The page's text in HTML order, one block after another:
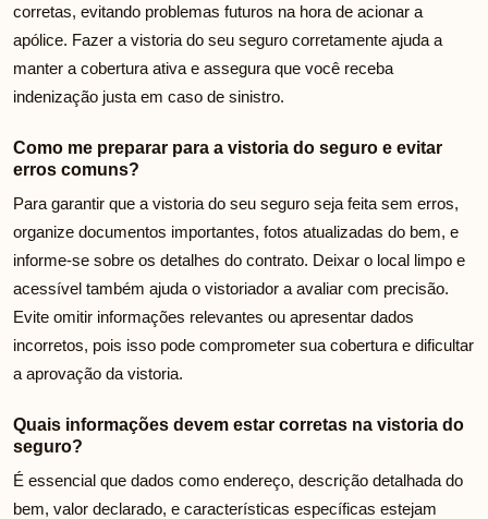
corretas, evitando problemas futuros na hora de acionar a
apólice. Fazer a vistoria do seu seguro corretamente ajuda a
manter a cobertura ativa e assegura que você receba
indenização justa em caso de sinistro.
Como me preparar para a vistoria do seguro e evitar
erros comuns?
Para garantir que a vistoria do seu seguro seja feita sem erros,
organize documentos importantes, fotos atualizadas do bem, e
informe-se sobre os detalhes do contrato. Deixar o local limpo e
acessível também ajuda o vistoriador a avaliar com precisão.
Evite omitir informações relevantes ou apresentar dados
incorretos, pois isso pode comprometer sua cobertura e dificultar
a aprovação da vistoria.
Quais informações devem estar corretas na vistoria do
seguro?
É essencial que dados como endereço, descrição detalhada do
bem, valor declarado, e características específicas estejam